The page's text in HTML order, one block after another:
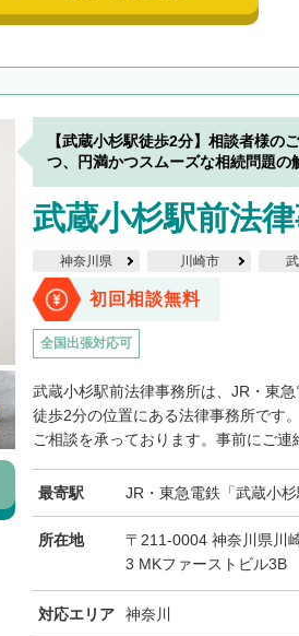
【武蔵小杉駅徒歩2分】相談者様の
つ、円満かつスムーズな相続問題の
武蔵小杉駅前法
神奈川県 川崎市
初回相談無料
全国出張対応可
武蔵小杉駅前法律事務所は、JR・東
徒歩2分の位置にある法律事務所です
ご相談を承っております。事前にご連
最寄駅 JR・東急電鉄「武蔵小
所在地
〒211-0004 神奈川県川
3 MKファーストビル3B
対応エリア 神奈川